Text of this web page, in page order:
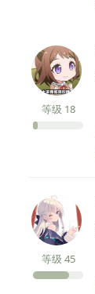
等级 18
等级 45